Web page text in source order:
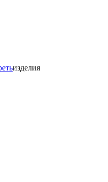
изделия